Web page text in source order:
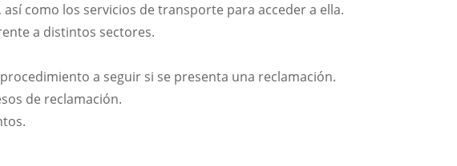
como los servicios de transporte para acceder a ella.
a distintos sectores.
a seguir si se presenta una reclamación.
de reclamación.